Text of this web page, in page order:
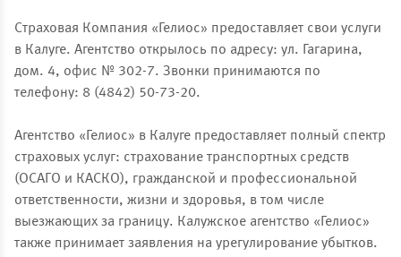
Страховая Компания «Гелиос» предоставляет свои услуги
в Калуге. Агентство открылось по адресу: ул. Гагарина,
дом. 4, офис № 302-7. Звонки принимаются по
телефону: 8 (4842) 50-73-20.
Агентство «Гелиос» в Калуге предоставляет полный спектр
страховых услуг: страхование транспортных средств
(ОСАГО и КАСКО), гражданской и профессиональной
ответственности, жизни и здоровья, в том числе
выезжающих за границу. Калужское агентство «Гелиос»
также принимает заявления на урегулирование убытков.